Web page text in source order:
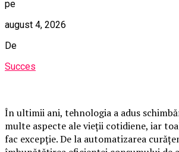
pe
august 4, 2026
De
Succes
În ultimii ani, tehnologia a adus
multe aspecte ale vieții cotidiene, iar
fac excepție. De la automatizarea